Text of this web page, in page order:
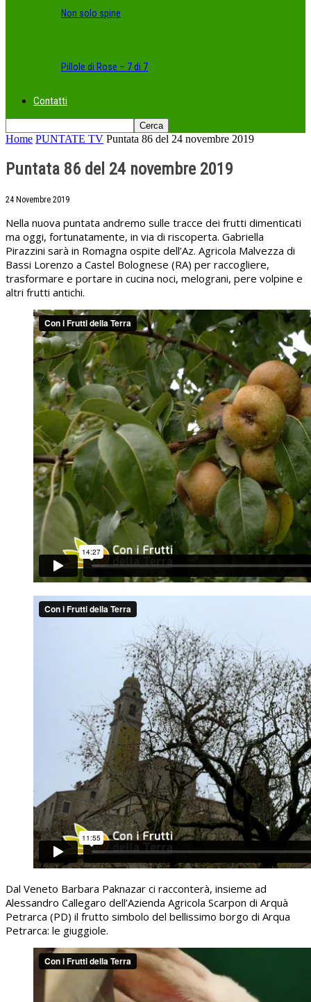
Non solo spine
Pillole di Rose – 7 di 7
Contatti
Home PUNTATE TV Puntata 86 del 24 novembre 2019
Puntata 86 del 24 novembre 2019
24 Novembre 2019
Nella nuova puntata andremo sulle tracce dei frutti dimenticati
ma oggi, fortunatamente, in via di riscoperta. Gabriella
Pirazzini sarà in Romagna ospite dell’Az. Agricola Malvezza di
Bassi Lorenzo a Castel Bolognese (RA) per raccogliere,
trasformare e portare in cucina noci, melograni, pere volpine e
altri frutti antichi.
Dal Veneto Barbara Paknazar ci racconterà, insieme ad
Alessandro Callegaro dell’Azienda Agricola Scarpon di Arquà
Petrarca (PD) il frutto simbolo del bellissimo borgo di Arqua
Petrarca: le giuggiole.